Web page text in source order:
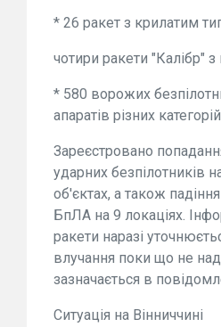
* 26 ракет з крилатим
чотири ракети "Калібр"
* 580 ворожих
апаратів різних
Зареєстровано
ударних безпілотників
об'єктах, а також
БпЛА на 9 локаціях.
ракети наразі
влучання поки що не
зазначається в
Ситуація на Вінниччині